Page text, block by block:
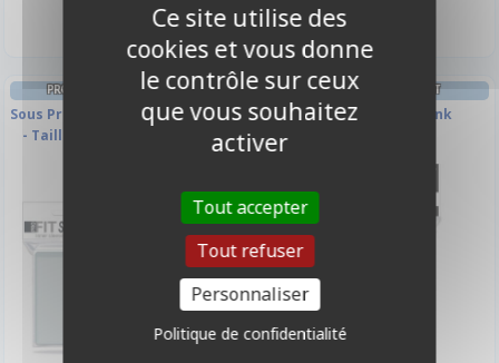
PROTÈGES CARTES FORMAT JAP
Sous Protection Pro-fit Ultrapro
- Taille Small (transparentes
DECK BOX ET RANGEMENT
Deck Box - Bright Pink
Ce site utilise des
cookies et vous donne
le contrôle sur ceux
que vous souhaitez
activer
Tout accepter
Tout refuser
Personnaliser
Politique de confidentialité